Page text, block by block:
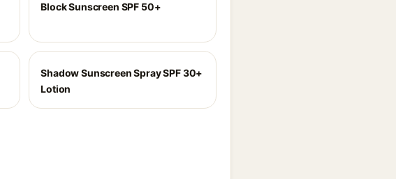
Block Sunscreen SPF 50+
Shadow Sunscreen Spray SPF 30+
Lotion